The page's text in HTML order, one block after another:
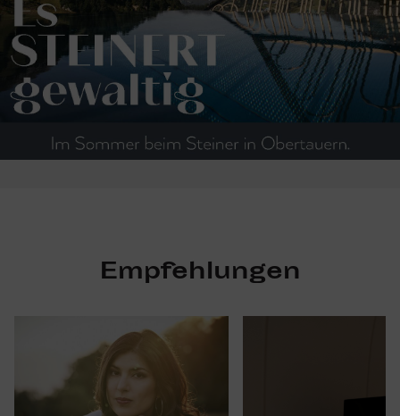
Empfehlungen